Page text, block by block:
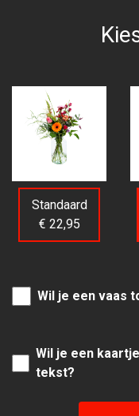
Standaard
€ 22,95
Wil je een vaas
Wil je een
tekst?